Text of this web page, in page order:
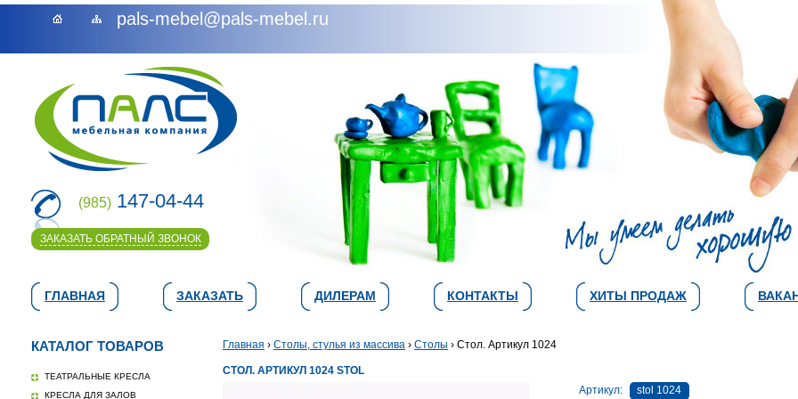
pals-mebel@pals-mebel.ru
(985) 147-04-44
ЗАКАЗАТЬ ОБРАТНЫЙ ЗВОНОК
ГЛАВНАЯ ЗАКАЗАТЬ ДИЛЕРАМ КОНТАКТЫ ХИТЫ ПРОДАЖ
КАТАЛОГ ТОВАРОВ
ТЕАТРАЛЬНЫЕ КРЕСЛА
КРЕСЛА ДЛЯ ЗАЛОВ
Главная › Столы, стулья из массива › Столы › Стол. Артикул 1024
СТОЛ. АРТИКУЛ 1024 STOL
Артикул:
stol 1024